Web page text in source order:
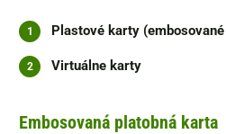
Plastové karty
Virtuálne karty
Embosovaná platobná karta